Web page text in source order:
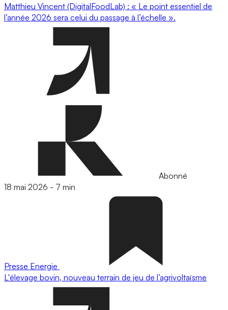
Matthieu Vincent (DigitalFoodLab) : « Le point essentiel de
l’année 2026 sera celui du passage à l’échelle ».
Abonné
18 mai 2026 - 7 min
Presse Energie
L'élevage bovin, nouveau terrain de jeu de l’agrivoltaïsme